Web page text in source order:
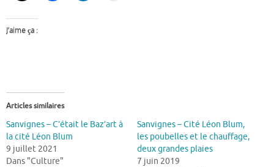
J’aime ça :
Articles similaires
Sanvignes – C’était le Baz’art à
la cité Léon Blum
9 juillet 2021
Dans "Culture"
Sanvignes – Cité Léon Blum,
les poubelles et le chauffage,
deux grandes plaies
7 juin 2019